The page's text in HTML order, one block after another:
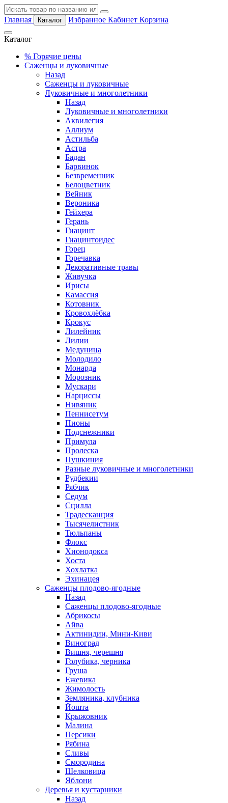
Главная Каталог Избранное Кабинет Корзина
Каталог
% Горячие цены
Саженцы и луковичные
Назад
Саженцы и луковичные
Луковичные и многолетники
Назад
Луковичные и многолетники
Аквилегия
Аллиум
Астильба
Астра
Бадан
Барвинок
Безвременник
Белоцветник
Вейник
Вероника
Гейхера
Герань
Гиацинт
Гиацинтоидес
Горец
Горечавка
Декоративные травы
Живучка
Ирисы
Камассия
Котовник
Кровохлёбка
Крокус
Лилейник
Лилии
Медуница
Молодило
Монарда
Морозник
Мускари
Нарциссы
Нивяник
Пеннисетум
Пионы
Подснежники
Примула
Пролеска
Пушкиния
Разные луковичные и многолетники
Рудбекии
Рябчик
Седум
Сцилла
Традесканция
Тысячелистник
Тюльпаны
Флокс
Хионодокса
Хоста
Хохлатка
Эхинацея
Саженцы плодово-ягодные
Назад
Саженцы плодово-ягодные
Абрикосы
Айва
Актинидии, Мини-Киви
Виноград
Вишня, черешня
Голубика, черника
Груша
Ежевика
Жимолость
Земляника, клубника
Йошта
Крыжовник
Малина
Персики
Рябина
Сливы
Смородина
Шелковица
Яблони
Деревья и кустарники
Назад